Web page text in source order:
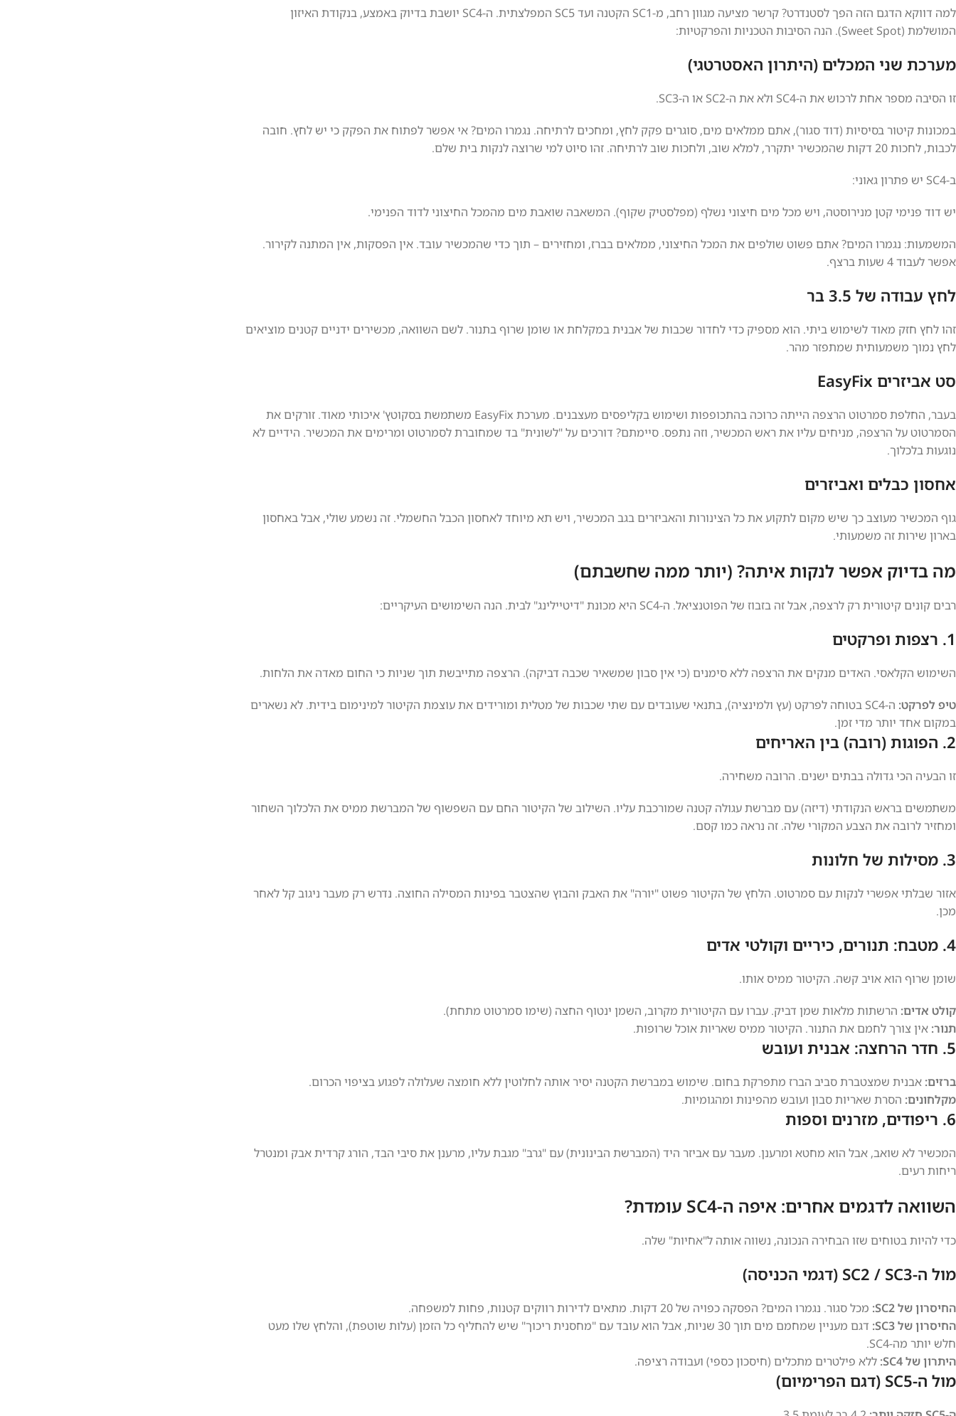
למה דווקא הדגם הזה הפך לסטנדרט? קרשר מציעה מגוון רחב, מ-SC1 הקטנה ועד SC5 המפלצתית. ה-SC4 יושבת בדיוק באמצע, בנקודת האיזון
המושלמת (Sweet Spot). הנה הסיבות הטכניות והפרקטיות:
מערכת שני המכלים (היתרון האסטרטגי)
זו הסיבה מספר אחת לרכוש את ה-SC4 ולא את ה-SC2 או ה-SC3.
במכונות קיטור בסיסיות (דוד סגור), אתם ממלאים מים, סוגרים פקק לחץ, ומחכים לרתיחה. נגמרו המים? אי אפשר לפתוח את הפקק כי יש לחץ. חובה
לכבות, לחכות 20 דקות שהמכשיר יתקרר, למלא שוב, ולחכות שוב לרתיחה. זהו סיוט למי שרוצה לנקות בית שלם.
ב-SC4 יש פתרון גאוני:
יש דוד פנימי קטן מנירוסטה, ויש מכל מים חיצוני נשלף (מפלסטיק שקוף). המשאבה שואבת מים מהמכל החיצוני לדוד הפנימי.
המשמעות: נגמרו המים? אתם פשוט שולפים את המכל החיצוני, ממלאים בברז, ומחזירים – תוך כדי שהמכשיר עובד. אין הפסקות, אין המתנה לקירור.
אפשר לעבוד 4 שעות ברצף.
לחץ עבודה של 3.5 בר
זהו לחץ חזק מאוד לשימוש ביתי. הוא מספיק כדי לחדור שכבות של אבנית במקלחת או שומן שרוף בתנור. לשם השוואה, מכשירים ידניים קטנים מוציאים
לחץ נמוך משמעותית שמתפזר מהר.
סט אביזרים EasyFix
בעבר, החלפת סמרטוט הרצפה הייתה כרוכה בהתכופפות ושימוש בקליפסים מעצבנים. מערכת EasyFix משתמשת בסקוטץ' איכותי מאוד. זורקים את
הסמרטוט על הרצפה, מניחים עליו את ראש המכשיר, וזה נתפס. סיימתם? דורכים על "לשונית" בד שמחוברת לסמרטוט ומרימים את המכשיר. הידיים לא
נוגעות בלכלוך.
אחסון כבלים ואביזרים
גוף המכשיר מעוצב כך שיש מקום לתקוע את כל הצינורות והאביזרים בגב המכשיר, ויש תא מיוחד לאחסון הכבל החשמלי. זה נשמע שולי, אבל באחסון
בארון שירות זה משמעותי.
מה בדיוק אפשר לנקות איתה? (יותר ממה שחשבתם)
רבים קונים קיטורית רק לרצפה, אבל זה בזבוז של הפוטנציאל. ה-SC4 היא מכונת "דיטיילינג" לבית. הנה השימושים העיקריים:
1. רצפות ופרקטים
השימוש הקלאסי. האדים מנקים את הרצפה ללא סימנים (כי אין סבון שמשאיר שכבה דביקה). הרצפה מתייבשת תוך שניות כי החום מאדה את הלחות.
טיפ לפרקט:
ה-SC4 בטוחה לפרקט (עץ ולמינציה), בתנאי שעובדים עם שתי שכבות של מטלית ומורידים את עוצמת הקיטור למינימום בידית. לא נשארים
במקום אחד יותר מדי זמן.
2. הפוגות (רובה) בין האריחים
זו הבעיה הכי גדולה בבתים ישנים. הרובה משחירה.
משתמשים בראש הנקודתי (דיזה) עם מברשת עגולה קטנה שמורכבת עליו. השילוב של הקיטור החם עם השפשוף של המברשת ממיס את הלכלוך השחור
ומחזיר לרובה את הצבע המקורי שלה. זה נראה כמו קסם.
3. מסילות של חלונות
אזור שבלתי אפשרי לנקות עם סמרטוט. הלחץ של הקיטור פשוט "יורה" את האבק והבוץ שהצטבר בפינות המסילה החוצה. נדרש רק מעבר ניגוב קל לאחר
מכן.
4. מטבח: תנורים, כיריים וקולטי אדים
שומן שרוף הוא אויב קשה. הקיטור ממיס אותו.
קולט אדים: הרשתות מלאות שמן דביק. עברו עם הקיטורית מקרוב, השמן ינטוף החצה (שימו סמרטוט מתחת).
תנור: אין צורך לחמם את התנור. הקיטור ממיס שאריות אוכל שרופות.
5. חדר הרחצה: אבנית ועובש
ברזים: אבנית שמצטברת סביב הברז מתפרקת בחום. שימוש במברשת הקטנה יסיר אותה לחלוטין ללא חומצה שעלולה לפגוע בציפוי הכרום.
מקלחונים: הסרת שאריות סבון ועובש מהפינות ומהגומיות.
6. ריפודים, מזרנים וספות
המכשיר לא שואב, אבל הוא מחטא ומרענן. מעבר עם אביזר היד (המברשת הבינונית) עם "גרב" מגבת עליו, מרענן את סיבי הבד, הורג קרדית אבק ומנטרל
ריחות רעים.
השוואה לדגמים אחרים: איפה ה-SC4 עומדת?
כדי להיות בטוחים שזו הבחירה הנכונה, נשווה אותה ל"אחיות" שלה.
מול ה-SC2 / SC3 (דגמי הכניסה)
החיסרון של SC2:
מכל סגור. נגמרו המים? הפסקה כפויה של 20 דקות. מתאים לדירות רווקים קטנות, פחות למשפחה.
החיסרון של SC3:
דגם מעניין שמחמם מים תוך 30 שניות, אבל הוא עובד עם "מחסנית ריכוך" שיש להחליף כל הזמן (עלות שוטפת), והלחץ שלו מעט
חלש יותר מה-SC4.
היתרון של SC4:
ללא פילטרים מתכלים (חיסכון כספי) ועבודה רציפה.
מול ה-SC5 (דגם הפרימיום)